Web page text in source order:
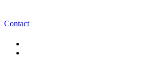
Contact